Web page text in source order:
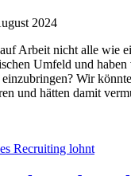
2024
Arbeit nicht alle wie
Umfeld und
einzubringen? Wir
und hätten damit